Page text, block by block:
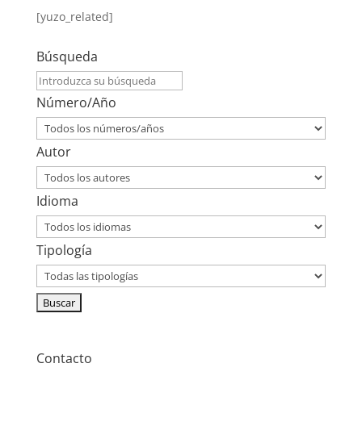
[yuzo_related]
Búsqueda
Número/Año
Autor
Idioma
Tipología
Contacto